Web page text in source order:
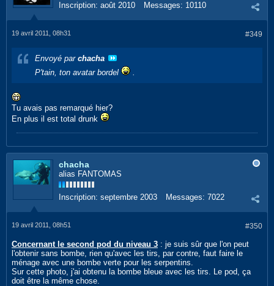
Inscription: août 2010 Messages: 10110
#349
19 avril 2011, 08h31
Envoyé par chacha
P'tain, ton avatar bordel
.
Tu avais pas remarqué hier?
En plus il est total drunk
chacha
alias FANTOMAS
Inscription: septembre 2003 Messages: 7022
#350
19 avril 2011, 08h51
Concernant le second pod du niveau 3 : je suis sûr que l'on peut
l'obtenir sans bombe, rien qu'avec les tirs, par contre, faut faire le
ménage avec une bombe verte pour les serpentins.
Sur cette photo, j'ai obtenu la bombe bleue avec les tirs. Le pod, ça
doit être la même chose.